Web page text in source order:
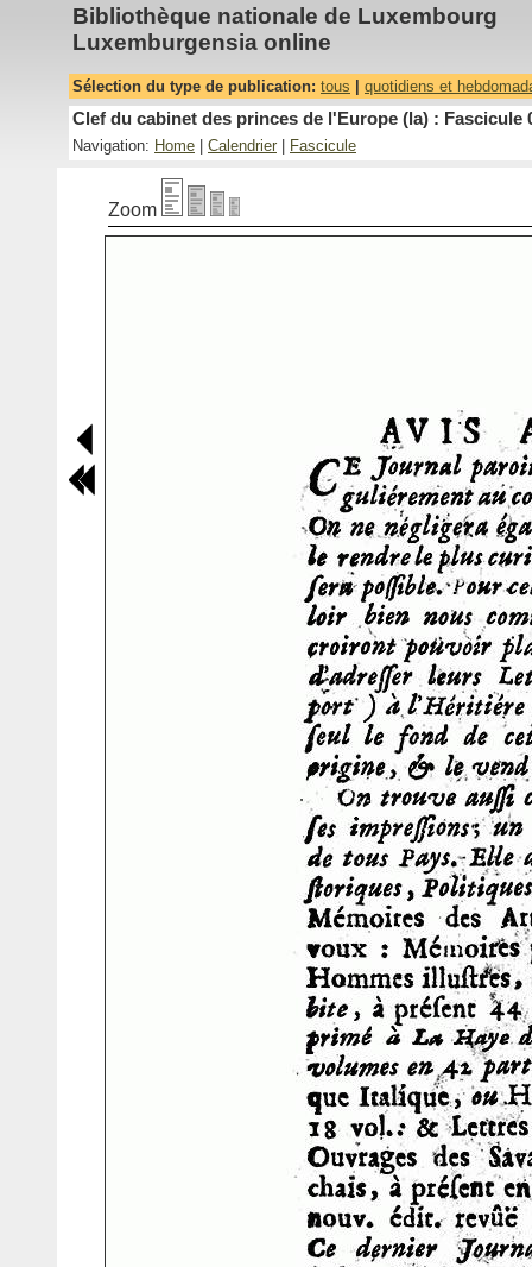
Bibliothèque nationale de Luxembourg
Luxemburgensia online
Sélection du type de publication: tous quotidiens et
Clef du cabinet des princes de l'Europe (la) : Fascicule
Navigation: Home Calendrier Fascicule
Zoom